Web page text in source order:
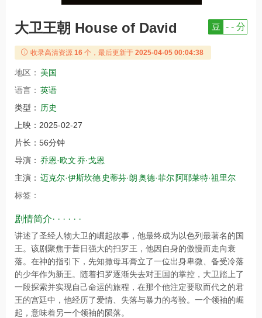
大卫王朝 House of David 豆 - - 分
收录高清资源 16 个，最后更新于 2025-04-05 00:04:38
地区： 美国
语言： 英语
类型：
历史
上映： 2025-02-27
片长： 56分钟
导演： 乔恩·欧文乔·戈恩
主演： 迈克尔·伊斯坎德 史蒂芬·朗奥德·菲尔阿耶莱特·祖里尔
标签：
剧情简介· · · · · ·
讲述了圣经人物大卫的崛起故事，他最终成为以色列最著名的国
王。该剧聚焦于昔日强大的扫罗王，他因自身的傲慢而走向衰
落。在神的指引下，先知撒母耳膏立了一位出身卑微、备受冷落
的少年作为新王。随着扫罗逐渐失去对王国的掌控，大卫踏上了
一段探索并实现自己命运的旅程，在那个他注定要取而代之的君
王的宫廷中，他经历了爱情、失落与暴力的考验。一个领袖的崛
起，意味着另一个领袖的陨落。